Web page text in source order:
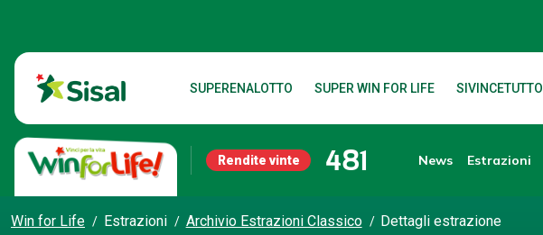
SUPERENALOTTO SUPER WIN FOR LIFE SIVINCETUTTO
Rendite vinte 481 News Estrazioni
Win for Life Estrazioni Archivio Estrazioni Classico Dettagli estrazione